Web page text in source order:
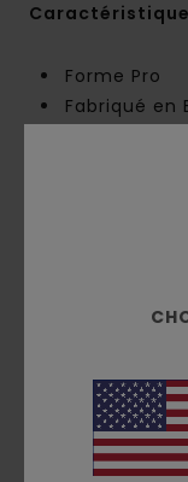
Forme Pro
Fabriqué en
Bois
Film
Vernis
En
Usine
solaire